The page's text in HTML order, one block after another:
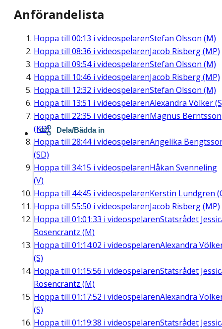
Anförandelista
Hoppa till 00:13 i videospelarenStefan Olsson (M)
Hoppa till 08:36 i videospelarenJacob Risberg (MP)
Hoppa till 09:54i videospelarenStefan Olsson (M)
Hoppa till 10:46 i videospelarenJacob Risberg (MP)
Hoppa till 12:32 i videospelarenStefan Olsson (M)
Hoppa till 13:51 i videospelarenAlexandra Völker
Hoppa till 22:35 i videospelarenMagnus Berntsson
(KD)
Hoppa till 28:44i videospelarenAngelika
(SD)
Hoppa till 34:15 i videospelarenHåkan Svenneling
(V)
Hoppa till 44:45 i videospelarenKerstin Lundgren
Hoppa till 55:50 i videospelarenJacob Risberg (MP)
Hoppa till 01:01:33 i videospelarenStatsrådet
Rosencrantz (M)
Hoppa till 01:14:02 i videospelarenAlexandra
(S)
Hoppa till 01:15:56 i videospelarenStatsrådet
Rosencrantz (M)
Hoppa till 01:17:52 i videospelarenAlexandra
(S)
Hoppa till 01:19:38 i videospelarenStatsrådet
Dela/Bädda in